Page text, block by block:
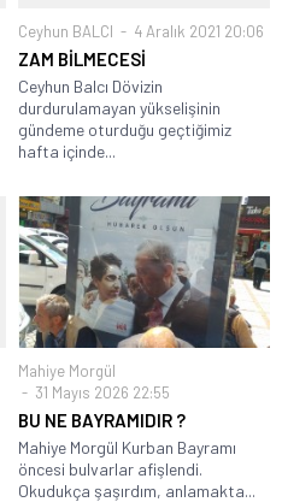
Ceyhun BALCI 4 Aralık 2021 20:06
ZAM BİLMECESİ
Ceyhun Balcı Dövizin
durdurulamayan yükselişinin
gündeme oturduğu geçtiğimiz
hafta içinde...
Mahiye Morgül
31 Mayıs 2026 22:55
BU NE BAYRAMIDIR ?
Mahiye Morgül Kurban Bayramı
öncesi bulvarlar afişlendi.
Okudukça şaşırdım, anlamakta...